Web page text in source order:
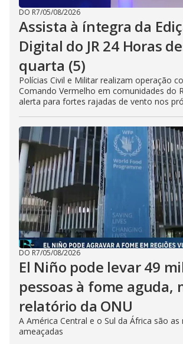
DO R7/05/08/2026
Assista à íntegra da
Digital do JR 24 Horas
quarta (5)
Polícias Civil e Militar realizam operação
Comando Vermelho em comunidades do
alerta para fortes rajadas de vento nos
DO R7/05/08/2026
El Niño pode levar 49
pessoas à fome aguda,
relatório da ONU
A América Central e o Sul da África são as
ameaçadas